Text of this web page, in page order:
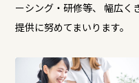
ーシング・研修等、
幅広く
提供に努めてまいります。